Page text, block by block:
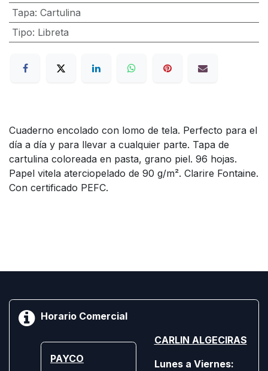
Tapa: Cartulina
Tipo: Libreta
Cuaderno encolado con lomo de tela. Perfecto para el
día a día y para llevar a cualquier parte. Tapa de
cartulina coloreada en pasta, grano piel. 96 hojas.
Papel vitela aterciopelado de 90 g/m². Clarire Fontaine.
Con certificado PEFC.
Horario Comercial
PAYCO
CARLIN ALGECIRAS
Lunes a Viernes: